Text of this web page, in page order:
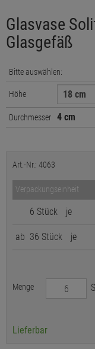
Glasvase
Glasgefäß
Bitte auswählen:
Höhe
Durchmesser 4 cm
Art.-Nr.: 4063
Verpackungseinheit
6 Stück je
ab 36 Stück je
Menge
Lieferbar